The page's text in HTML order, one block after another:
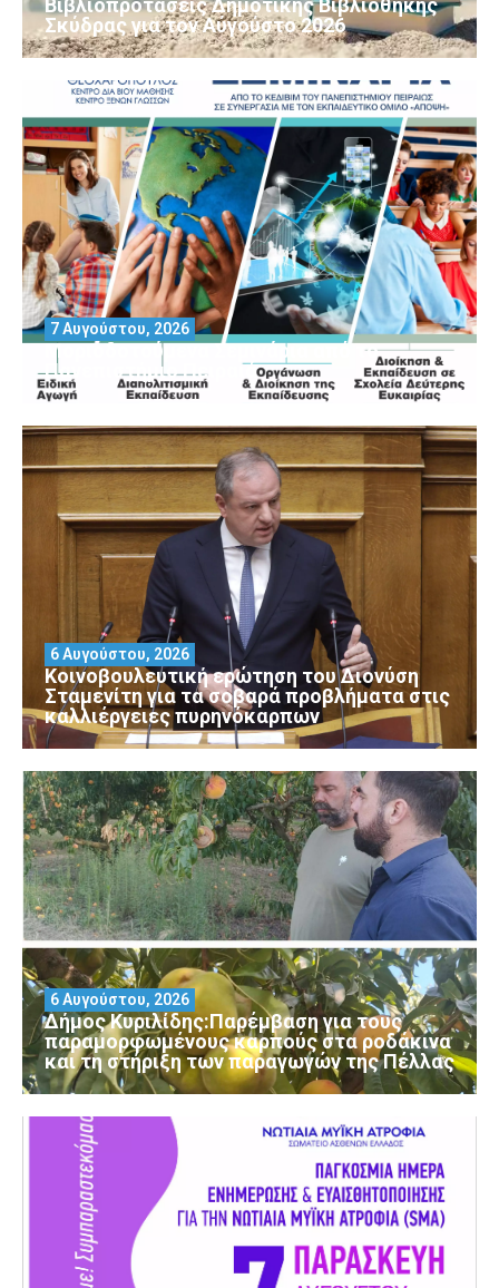
Βιβλιοπροτάσεις Δημοτικής Βιβλιοθήκης
Σκύδρας για τον Αύγούστο 2026
Μοριοδοτούμενα Σεμινάρια από το
Πανεπιστήμιο Πειραιά
7 Αυγούστου, 2026
Κοινοβουλευτική ερώτηση του Διονύση
Σταμενίτη για τα σοβαρά προβλήματα στις
καλλιέργειες πυρηνόκαρπων
6 Αυγούστου, 2026
Δήμος Κυριλίδης:Παρέμβαση για τους
παραμορφωμένους καρπούς στα ροδάκινα
και τη στήριξη των παραγωγών της Πέλλας
6 Αυγούστου, 2026